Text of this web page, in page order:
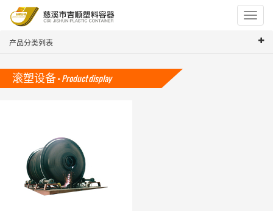
Toggle
产品分类列表
滚塑设备 -Product display